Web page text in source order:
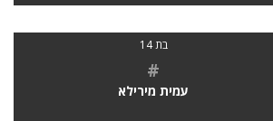
בת 14
#
עמית מירילא